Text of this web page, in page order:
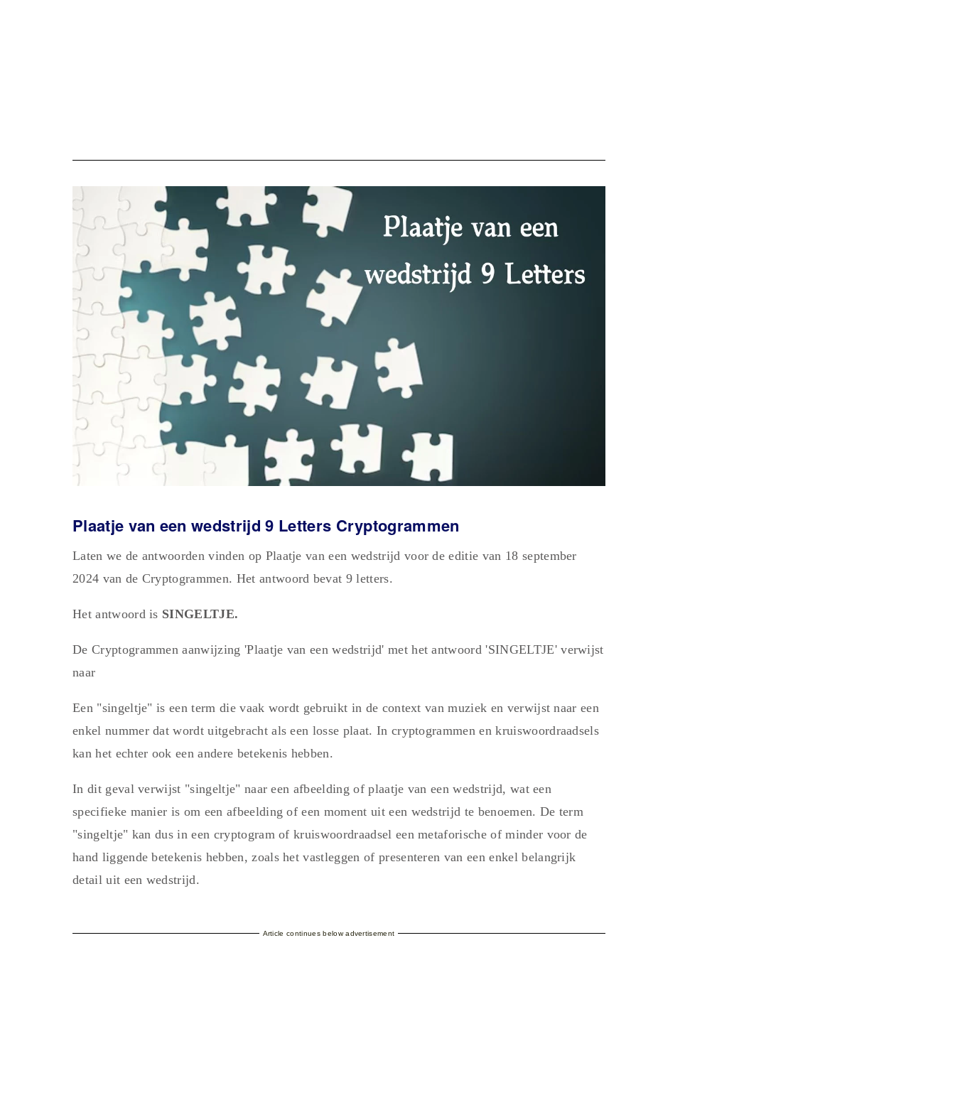
Plaatje van een wedstrijd 9 Letters Cryptogrammen
Laten we de antwoorden vinden op Plaatje van een wedstrijd voor de editie van 18 september
2024 van de Cryptogrammen. Het antwoord bevat 9 letters.
Het antwoord is SINGELTJE.
De Cryptogrammen aanwijzing 'Plaatje van een wedstrijd' met het antwoord 'SINGELTJE' verwijst
naar
Een "singeltje" is een term die vaak wordt gebruikt in de context van muziek en verwijst naar een
enkel nummer dat wordt uitgebracht als een losse plaat. In cryptogrammen en kruiswoordraadsels
kan het echter ook een andere betekenis hebben.
In dit geval verwijst "singeltje" naar een afbeelding of plaatje van een wedstrijd, wat een
specifieke manier is om een afbeelding of een moment uit een wedstrijd te benoemen. De term
"singeltje" kan dus in een cryptogram of kruiswoordraadsel een metaforische of minder voor de
hand liggende betekenis hebben, zoals het vastleggen of presenteren van een enkel belangrijk
detail uit een wedstrijd.
Article continues below advertisement